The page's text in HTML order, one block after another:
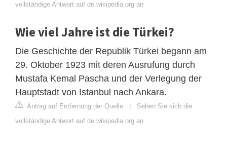
vollständige Antwort auf de.wikipedia.org an
Wie viel Jahre ist die Türkei?
Die Geschichte der Republik Türkei begann am
29. Oktober 1923 mit deren Ausrufung durch
Mustafa Kemal Pascha und der Verlegung der
Hauptstadt von Istanbul nach Ankara.
Antrag auf Entfernung der Quelle
Sehen Sie sich die
vollständige Antwort auf de.wikipedia.org an